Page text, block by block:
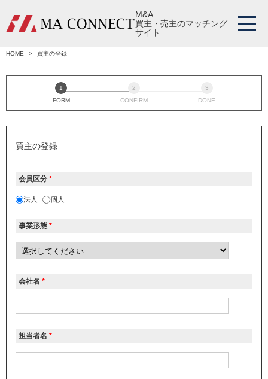
M&A
買主・売主のマッチング
サイト
HOME 買主の登録
FORM CONFIRM DONE
買主の登録
会員区分 *
法人 個人
事業形態 *
会社名 *
担当者名 *